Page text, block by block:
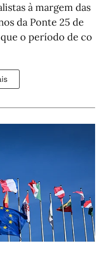
à margem das
da Ponte 25 de
o período de co